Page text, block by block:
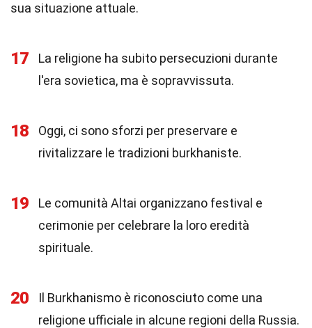
sua situazione attuale.
17
La religione ha subito persecuzioni durante
l'era sovietica, ma è sopravvissuta.
18
Oggi, ci sono sforzi per preservare e
rivitalizzare le tradizioni burkhaniste.
19
Le comunità Altai organizzano festival e
cerimonie per celebrare la loro eredità
spirituale.
20
Il Burkhanismo è riconosciuto come una
religione ufficiale in alcune regioni della Russia.